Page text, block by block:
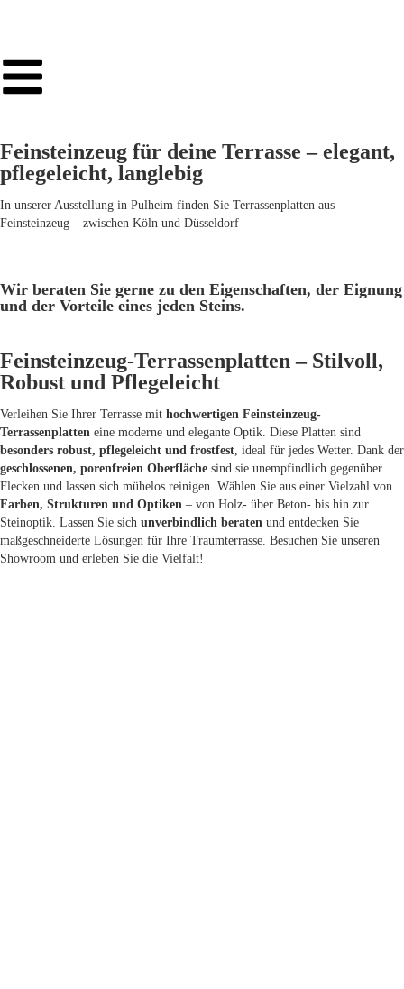
Feinsteinzeug für deine Terrasse – elegant,
pflegeleicht, langlebig
In unserer Ausstellung in Pulheim finden Sie Terrassenplatten aus
Feinsteinzeug – zwischen Köln und Düsseldorf
Wir beraten Sie gerne zu den Eigenschaften, der Eignung
und der Vorteile eines jeden Steins.
Feinsteinzeug-Terrassenplatten – Stilvoll,
Robust und Pflegeleicht
Verleihen Sie Ihrer Terrasse mit hochwertigen Feinsteinzeug-
Terrassenplatten eine moderne und elegante Optik. Diese Platten sind
besonders robust, pflegeleicht und frostfest, ideal für jedes Wetter. Dank der
geschlossenen, porenfreien Oberfläche sind sie unempfindlich gegenüber
Flecken und lassen sich mühelos reinigen. Wählen Sie aus einer Vielzahl von
Farben, Strukturen und Optiken – von Holz- über Beton- bis hin zur
Steinoptik. Lassen Sie sich unverbindlich beraten und entdecken Sie
maßgeschneiderte Lösungen für Ihre Traumterrasse. Besuchen Sie unseren
Showroom und erleben Sie die Vielfalt!